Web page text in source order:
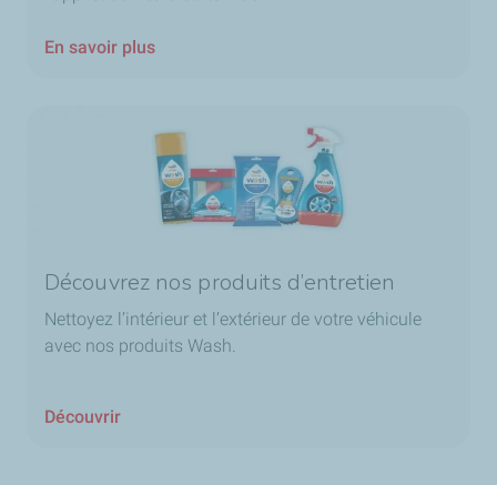
En savoir plus
Découvrez nos produits d’entretien
Nettoyez l’intérieur et l’extérieur de votre véhicule
avec nos produits Wash.
Découvrir